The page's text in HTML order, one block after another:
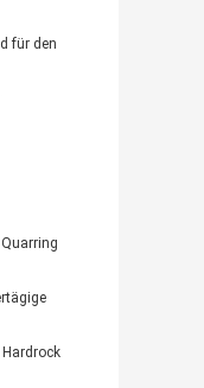
für den